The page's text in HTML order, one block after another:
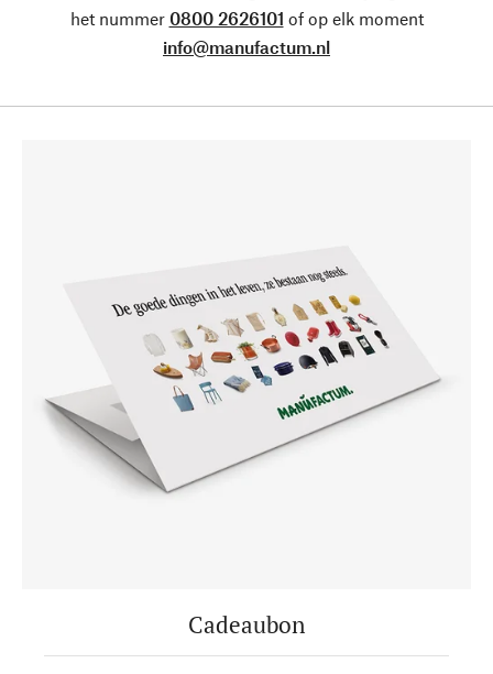
het nummer 0800 2626101 of op elk moment
info@manufactum.nl
Cadeaubon